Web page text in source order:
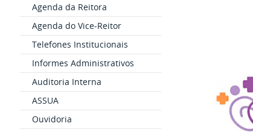
Agenda da Reitora
Agenda do Vice-Reitor
Telefones Institucionais
Informes Administrativos
Auditoria Interna
ASSUA
Ouvidoria